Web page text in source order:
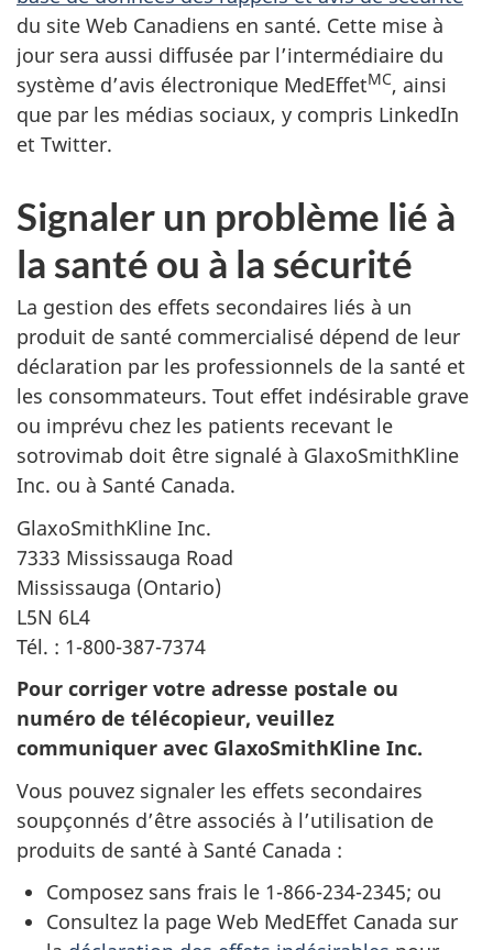
du site Web Canadiens en santé. Cette mise à
jour sera aussi diffusée par l’intermédiaire du
système d’avis électronique MedEffetMC, ainsi
que par les médias sociaux, y compris LinkedIn
et Twitter.
Signaler un problème lié à
la santé ou à la sécurité
La gestion des effets secondaires liés à un
produit de santé commercialisé dépend de leur
déclaration par les professionnels de la santé et
les consommateurs. Tout effet indésirable grave
ou imprévu chez les patients recevant le
sotrovimab doit être signalé à GlaxoSmithKline
Inc. ou à Santé Canada.
GlaxoSmithKline Inc.
7333 Mississauga Road
Mississauga (Ontario)
L5N 6L4
Tél. : 1-800-387-7374
Pour corriger votre adresse postale ou
numéro de télécopieur, veuillez
communiquer avec GlaxoSmithKline Inc.
Vous pouvez signaler les effets secondaires
soupçonnés d’être associés à l’utilisation de
produits de santé à Santé Canada :
Composez sans frais le 1-866-234-2345; ou
Consultez la page Web MedEffet Canada sur